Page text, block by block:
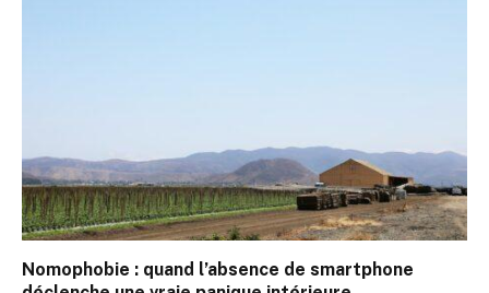
Nomophobie : quand l’absence de smartphone